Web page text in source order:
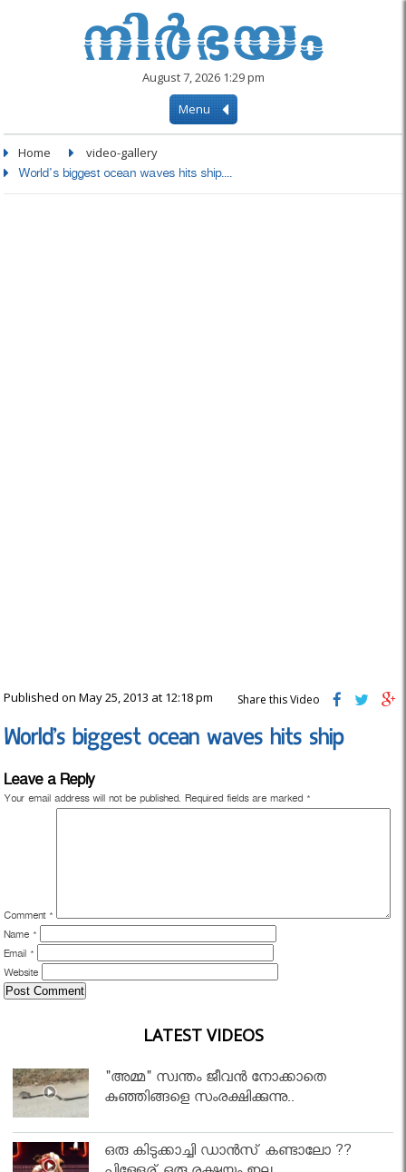
August 7, 2026 1:29 pm
Menu
Home video-gallery
World's biggest ocean waves hits ship....
Published on May 25, 2013 at 12:18 pm Share this Video
World’s biggest ocean waves hits ship
Leave a Reply
Your email address will not be published. Required fields are marked *
Comment *
Name *
Email *
Website
LATEST VIDEOS
"അമ്മ" സ്വന്തം ജീവൻ നോക്കാതെ
കുഞ്ഞിങ്ങളെ സംരക്ഷിക്കുന്നു..
ഒരു കിടുക്കാച്ചി ഡാൻസ് കണ്ടാലോ ??